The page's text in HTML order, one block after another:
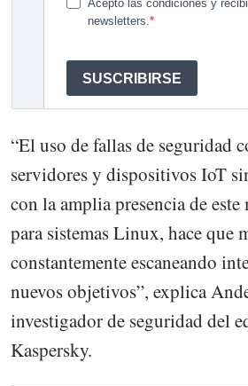
“El uso de fallas de seguridad
servidores y dispositivos IoT
con la amplia presencia de este
para sistemas Linux, hace que
constantemente escaneando
nuevos objetivos”, explica
investigador de seguridad del
Kaspersky.